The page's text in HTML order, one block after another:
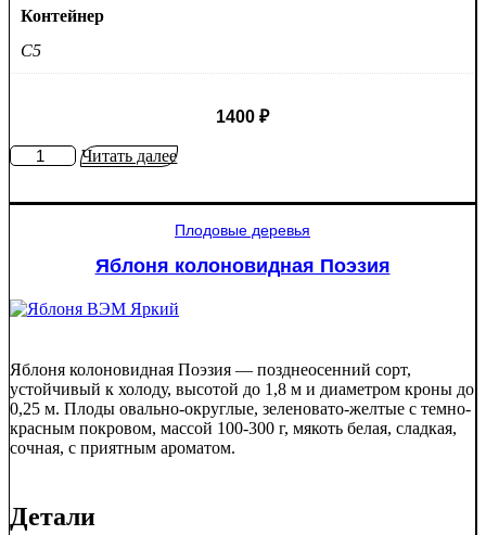
Контейнер
C5
1400 ₽
КоличествоЧитать далее
Плодовые деревья
Яблоня колоновидная Поэзия
Яблоня колоновидная Поэзия — позднеосенний сорт,
устойчивый к холоду, высотой до 1,8 м и диаметром кроны до
0,25 м. Плоды овально-округлые, зеленовато-желтые с темно-
красным покровом, массой 100-300 г, мякоть белая, сладкая,
сочная, с приятным ароматом.
Детали